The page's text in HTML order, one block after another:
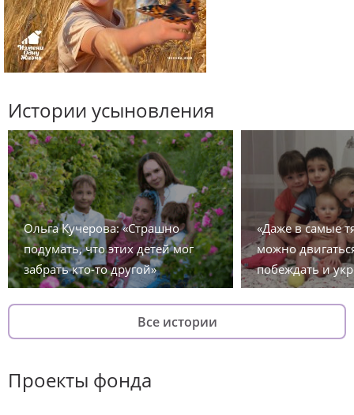
Истории усыновления
Ольга Кучерова: «Страшно
подумать, что этих детей мог
забрать кто-то другой»
«Даже в самые
можно
побеждать и
Все истории
Проекты фонда